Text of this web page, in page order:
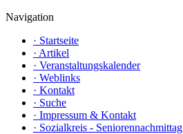
Navigation
· Startseite
· Artikel
· Veranstaltungskalender
· Weblinks
· Kontakt
· Suche
· Impressum & Kontakt
· Sozialkreis - Seniorennachmittag